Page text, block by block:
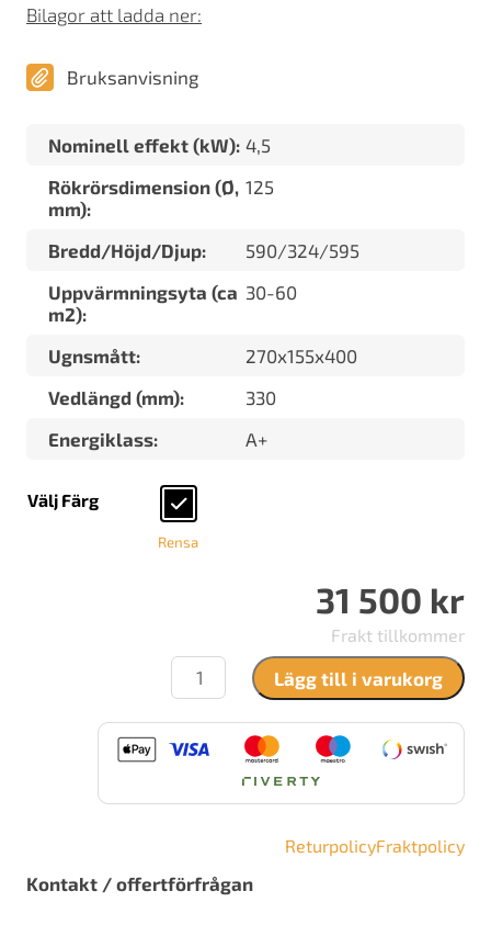
Bilagor att ladda ner:
Bruksanvisning
Nominell effekt (kW): 4,5
Rökrörsdimension (Ø,
mm):
125
Bredd/Höjd/Djup:
590/324/595
Uppvärmningsyta (ca
m2):
30-60
Ugnsmått:
270x155x400
Vedlängd (mm):
330
Energiklass:
A+
Välj Färg
Rensa
31 500 kr
Frakt tillkommer
Josef
Davidssons
no1
mängd
Lägg till i varukorg
ReturpolicyFraktpolicy
Kontakt / offertförfrågan